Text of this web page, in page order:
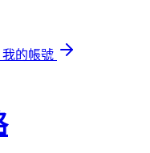
我的帳號